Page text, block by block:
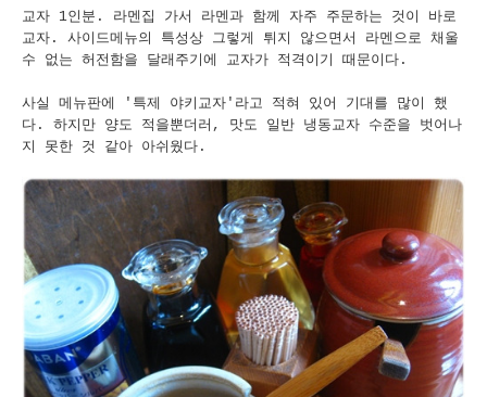
교자 1인분. 라멘집 가서 라멘과 함께 자주 주문하는 것이 바로
교자. 사이드메뉴의 특성상 그렇게 튀지 않으면서 라멘으로 채울
수 없는 허전함을 달래주기에 교자가 적격이기 때문이다.
사실 메뉴판에 '특제 야키교자'라고 적혀 있어 기대를 많이 했
다. 하지만 양도 적을뿐더러, 맛도 일반 냉동교자 수준을 벗어나
지 못한 것 같아 아쉬웠다.